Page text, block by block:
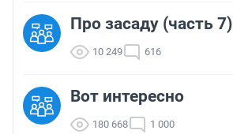
Про засаду (часть 7)
10 249 616
Вот интересно
180 668 1 000